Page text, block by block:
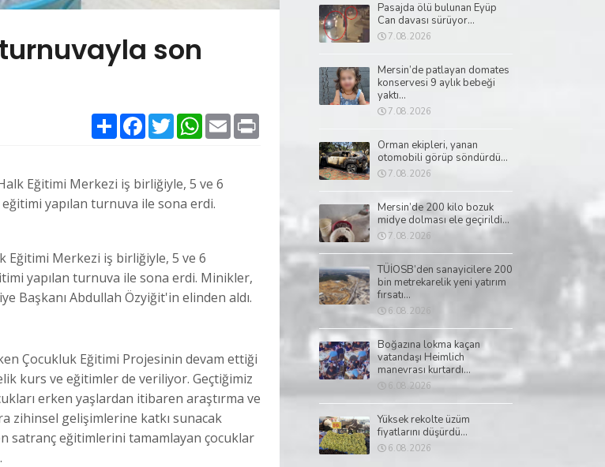
son
PaylaşFacebookTwitterWhatsApp
Email
Eğitimi Merkezi iş birliğiyle, 5 ve 6
yapılan turnuva ile sona erdi.
Eğitimi Merkezi iş birliğiyle, 5 ve 6
yapılan turnuva ile sona erdi. Minikler,
Başkanı Abdullah Özyiğit'in elinden aldı.
Çocukluk Eğitimi Projesinin devam ettiği
kurs ve eğitimler de veriliyor. Geçtiğimiz
erken yaşlardan itibaren araştırma ve
zihinsel gelişimlerine katkı sunacak
satranç eğitimlerini tamamlayan çocuklar
Pasajda ölü bulunan Eyüp
Can davası sürüyor...
7.08.2026
Mersin’de patlayan domates
konservesi 9 aylık bebeği
yaktı...
7.08.2026
Orman ekipleri, yanan
otomobili görüp söndürdü...
7.08.2026
Mersin’de 200 kilo bozuk
midye dolması ele geçirildi...
7.08.2026
TÜİOSB’den sanayicilere 200
bin metrekarelik yeni yatırım
fırsatı...
6.08.2026
Boğazına lokma kaçan
vatandaşı Heimlich
manevrası kurtardı...
6.08.2026
Yüksek rekolte üzüm
fiyatlarını düşürdü...
6.08.2026